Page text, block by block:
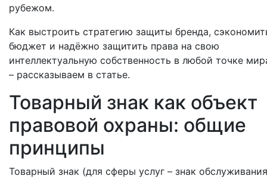
рубежом.
Как выстроить стратегию защиты бренда,
бюджет и надёжно защитить права на свою
интеллектуальную собственность в любой точке
– рассказываем в статье.
Товарный знак как объект
правовой охраны: общие
принципы
Товарный знак (для сферы услуг – знак